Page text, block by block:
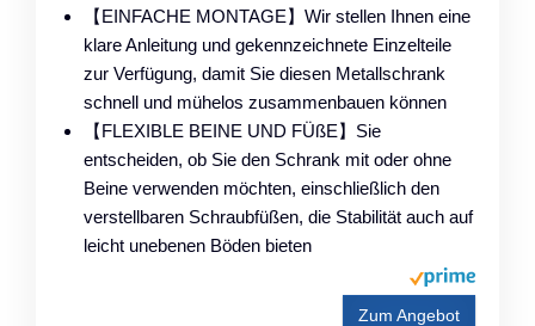
【EINFACHE MONTAGE】Wir stellen Ihnen eine
klare Anleitung und gekennzeichnete Einzelteile
zur Verfügung, damit Sie diesen Metallschrank
schnell und mühelos zusammenbauen können
【FLEXIBLE BEINE UND FÜßE】Sie
entscheiden, ob Sie den Schrank mit oder ohne
Beine verwenden möchten, einschließlich den
verstellbaren Schraubfüßen, die Stabilität auch auf
leicht unebenen Böden bieten
Zum Angebot